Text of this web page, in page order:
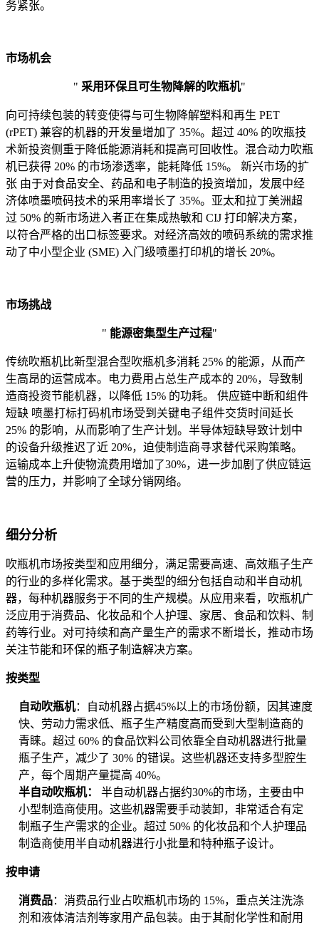
务紧张。
市场机会
" 采用环保且可生物降解的吹瓶机"
向可持续包装的转变使得与可生物降解塑料和再生 PET
(rPET) 兼容的机器的开发量增加了 35%。超过 40% 的吹瓶技
术新投资侧重于降低能源消耗和提高可回收性。混合动力吹瓶
机已获得 20% 的市场渗透率，能耗降低 15%。 新兴市场的扩
张 由于对食品安全、药品和电子制造的投资增加，发展中经
济体喷墨喷码技术的采用率增长了 35%。亚太和拉丁美洲超
过 50% 的新市场进入者正在集成热敏和 CIJ 打印解决方案，
以符合严格的出口标签要求。对经济高效的喷码系统的需求推
动了中小型企业 (SME) 入门级喷墨打印机的增长 20%。
市场挑战
" 能源密集型生产过程"
传统吹瓶机比新型混合型吹瓶机多消耗 25% 的能源，从而产
生高昂的运营成本。电力费用占总生产成本的 20%，导致制
造商投资节能机器，以降低 15% 的功耗。 供应链中断和组件
短缺 喷墨打标打码机市场受到关键电子组件交货时间延长
25% 的影响，从而影响了生产计划。半导体短缺导致计划中
的设备升级推迟了近 20%，迫使制造商寻求替代采购策略。
运输成本上升使物流费用增加了30%，进一步加剧了供应链运
营的压力，并影响了全球分销网络。
细分分析
吹瓶机市场按类型和应用细分，满足需要高速、高效瓶子生产
的行业的多样化需求。基于类型的细分包括自动和半自动机
器，每种机器服务于不同的生产规模。从应用来看，吹瓶机广
泛应用于消费品、化妆品和个人护理、家居、食品和饮料、制
药等行业。对可持续和高产量生产的需求不断增长，推动市场
关注节能和环保的瓶子制造解决方案。
按类型
自动吹瓶机：自动机器占据45%以上的市场份额，因其速度
快、劳动力需求低、瓶子生产精度高而受到大型制造商的
青睐。超过 60% 的食品饮料公司依靠全自动机器进行批量
瓶子生产，减少了 30% 的错误。这些机器还支持多型腔生
产，每个周期产量提高 40%。
半自动吹瓶机：
半自动机器占据约30%的市场，主要由中
小型制造商使用。这些机器需要手动装卸，非常适合有定
制瓶子生产需求的企业。超过 50% 的化妆品和个人护理品
制造商使用半自动机器进行小批量和特种瓶子设计。
按申请
消费品：消费品行业占吹瓶机市场的 15%，重点关注洗涤
剂和液体清洁剂等家用产品包装。由于其耐化学性和耐用